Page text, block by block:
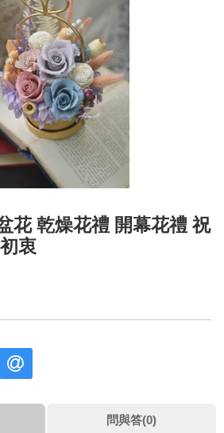
花 乾燥花禮 開幕花禮 祝
衷
問與答(0)